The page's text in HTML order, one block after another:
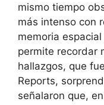
mismo tiempo
más intenso con
memoria
permite recordar
hallazgos, que
Reports,
señalaron que,